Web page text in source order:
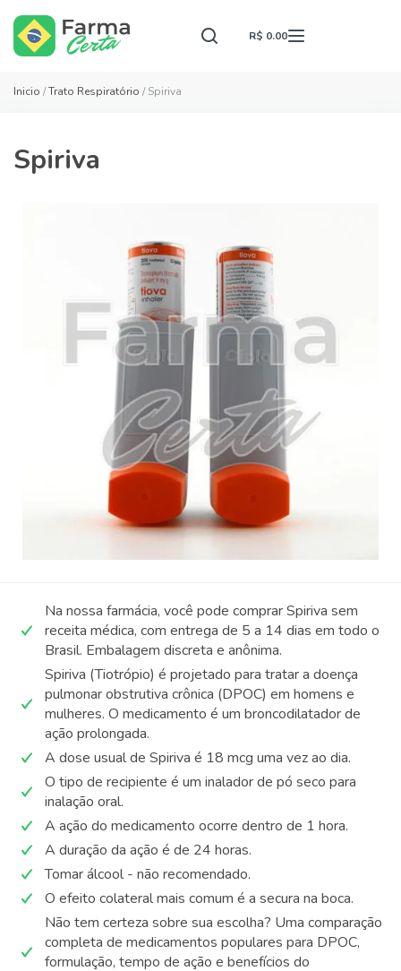
R$ 0.00
Inicio /Trato Respiratório / Spiriva
Spiriva
Na nossa farmácia, você pode comprar Spiriva sem
receita médica, com entrega de 5 a 14 dias em todo o
Brasil. Embalagem discreta e anônima.
Spiriva (Tiotrópio) é projetado para tratar a doença
pulmonar obstrutiva crônica (DPOC) em homens e
mulheres. O medicamento é um broncodilatador de
ação prolongada.
A dose usual de Spiriva é 18 mcg uma vez ao dia.
O tipo de recipiente é um inalador de pó seco para
inalação oral.
A ação do medicamento ocorre dentro de 1 hora.
A duração da ação é de 24 horas.
Tomar álcool - não recomendado.
O efeito colateral mais comum é a secura na boca.
Não tem certeza sobre sua escolha? Uma comparação
completa de medicamentos populares para DPOC,
formulação, tempo de ação e benefícios do